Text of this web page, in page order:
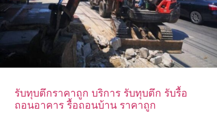
รับทุบตึกราคาถูก บริการ รับทุบตึก รับรื้อ
ถอนอาคาร รื้อถอนบ้าน ราคาถูก